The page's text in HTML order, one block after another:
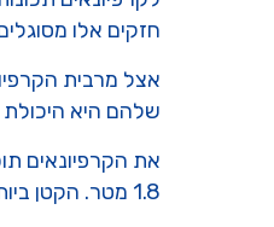
חזקים אלו
אצל מרבית
שלהם היא היכולת
את הקרפיונאים
1.8 מטר. הקטן ביותר הוא זן מסויים של דניו, שמגיע לאורך של 12 מילימטרים בלבד.